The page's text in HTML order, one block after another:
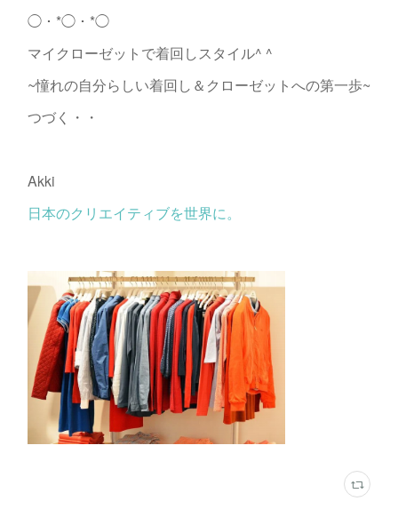
◯・*◯・*◯
マイクローゼットで着回しスタイル^ ^
~憧れの自分らしい着回し＆クローゼットへの第一歩~
つづく・・
Akki
日本のクリエイティブを世界に。